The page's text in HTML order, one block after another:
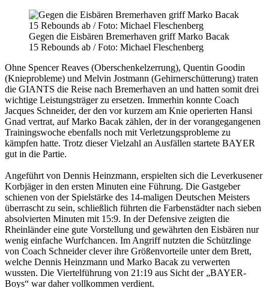
Gegen die Eisbären Bremerhaven griff Marko Bacak
15 Rebounds ab / Foto: Michael Fleschenberg
Ohne Spencer Reaves (Oberschenkelzerrung), Quentin Goodin
(Knieprobleme) und Melvin Jostmann (Gehirnerschütterung) traten
die GIANTS die Reise nach Bremerhaven an und hatten somit drei
wichtige Leistungsträger zu ersetzen. Immerhin konnte Coach
Jacques Schneider, der den vor kurzem am Knie operierten Hansi
Gnad vertrat, auf Marko Bacak zählen, der in der vorangegangenen
Trainingswoche ebenfalls noch mit Verletzungsprobleme zu
kämpfen hatte. Trotz dieser Vielzahl an Ausfällen startete BAYER
gut in die Partie.
Angeführt von Dennis Heinzmann, erspielten sich die Leverkusener
Korbjäger in den ersten Minuten eine Führung. Die Gastgeber
schienen von der Spielstärke des 14-maligen Deutschen Meisters
überrascht zu sein, schließlich führten die Farbenstädter nach sieben
absolvierten Minuten mit 15:9. In der Defensive zeigten die
Rheinländer eine gute Vorstellung und gewährten den Eisbären nur
wenig einfache Wurfchancen. Im Angriff nutzten die Schützlinge
von Coach Schneider clever ihre Größenvorteile unter dem Brett,
welche Dennis Heinzmann und Marko Bacak zu verwerten
wussten. Die Viertelführung von 21:19 aus Sicht der „BAYER-
Boys“ war daher vollkommen verdient.